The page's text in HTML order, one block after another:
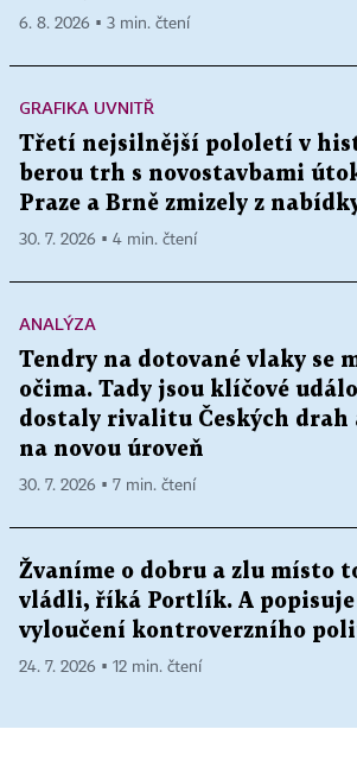
6. 8. 2026 ▪ 3 min. čtení
GRAFIKA UVNITŘ
Třetí nejsilnější pololetí v
berou trh s novostavbami
Praze a Brně zmizely z
30. 7. 2026 ▪ 4 min. čtení
ANALÝZA
Tendry na dotované vlaky se
očima. Tady jsou klíčové
dostaly rivalitu Českých drah
na novou úroveň
30. 7. 2026 ▪ 7 min. čtení
Žvaníme o dobru a zlu místo
vládli, říká Portlík. A
vyloučení kontroverzního
24. 7. 2026 ▪ 12 min. čtení